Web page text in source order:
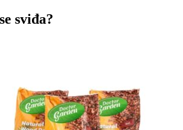
sviđa?